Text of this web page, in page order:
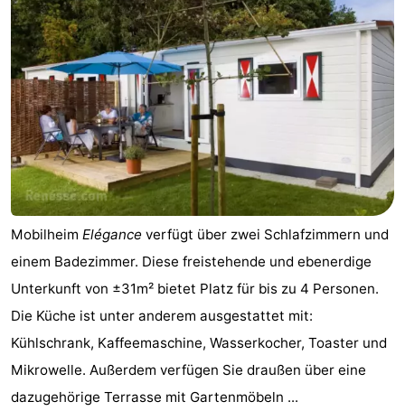
trinken
Praktisch
Forum
Route
-
Parken
Reisebuchshop
Medizin
Südholland
Leiden
Bollenstreek
Mobilheim Elégance verfügt über zwei Schlafzimmern und
einem Badezimmer. Diese freistehende und ebenerdige
Unterkunft von ±31m² bietet Platz für bis zu 4 Personen.
Die Küche ist unter anderem ausgestattet mit:
Kühlschrank, Kaffeemaschine, Wasserkocher, Toaster und
Mikrowelle. Außerdem verfügen Sie draußen über eine
dazugehörige Terrasse mit Gartenmöbeln ...